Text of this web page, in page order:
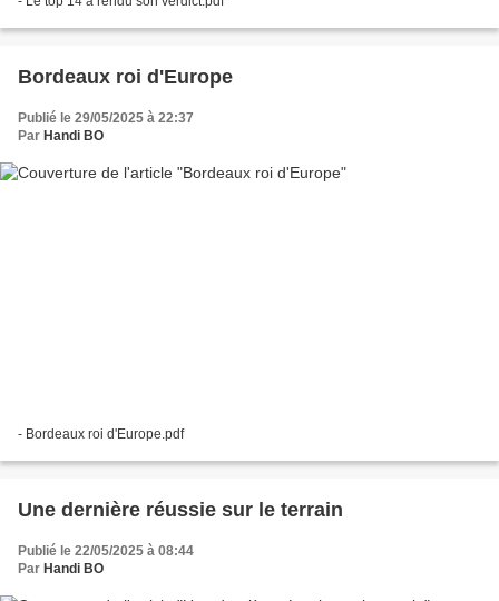
Bordeaux roi d'Europe
Publié le 29/05/2025 à 22:37
Par Handi BO
- Bordeaux roi d'Europe.pdf
Une dernière réussie sur le terrain
Publié le 22/05/2025 à 08:44
Par Handi BO